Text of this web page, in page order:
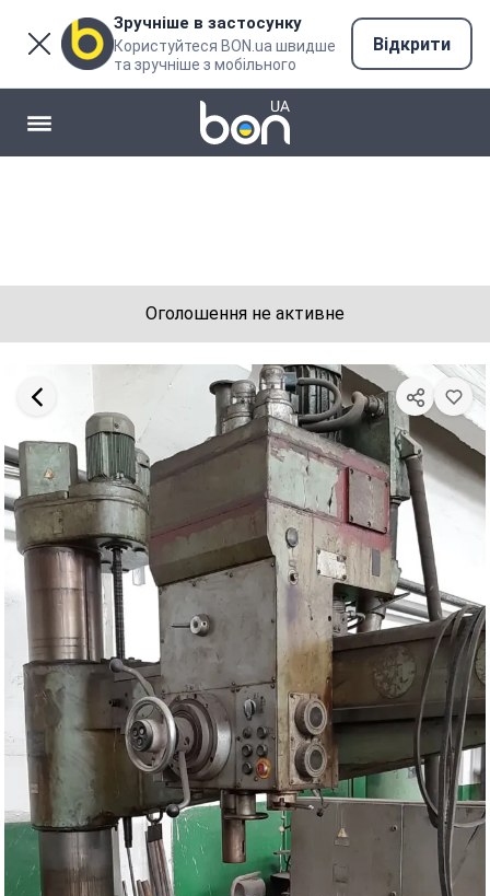
Зручніше в застосунку
Користуйтеся BON.ua швидше
та зручніше з мобільного
Відкрити
Оголошення не активне